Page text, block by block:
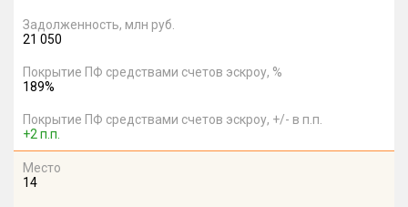
Задолженность, млн руб.
21 050
Покрытие ПФ средствами счетов эскроу, %
189%
Покрытие ПФ средствами счетов эскроу, +/- в п.п.
+2 п.п.
Место
14